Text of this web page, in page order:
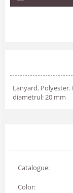
Lanyard. Polyester.
diametrul: 20 mm
Catalogue:
Color: